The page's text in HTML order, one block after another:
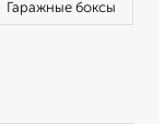
Гаражные боксы